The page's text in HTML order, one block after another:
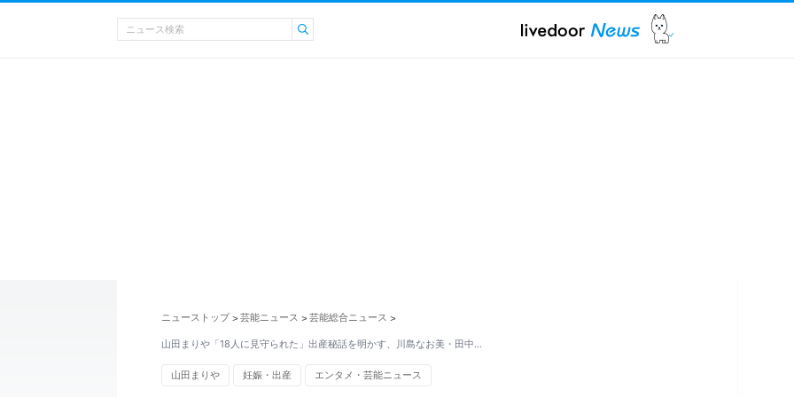
ニューストップ > 芸能ニュース > 芸能総合ニュース >
山田まりや「18人に見守られた」出産秘話を明かす、川島なお美・田中…
山田まりや 妊娠・出産 エンタメ・芸能ニュース